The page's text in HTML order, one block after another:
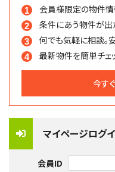
会員様限定の物件
条件にあう物件が出
何でも気軽に相談。
最新物件を簡単チェ
今す
マイページログ
会員ID